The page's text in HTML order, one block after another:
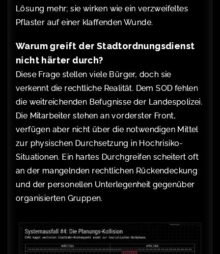
Lösung mehr; sie wirken wie ein verzweifeltes
Pflaster auf einer klaffenden Wunde.
Warum greift der Stadtordnungsdienst
nicht härter durch?
Diese Frage stellen viele Bürger, doch sie
verkennt die rechtliche Realität. Dem SOD fehlen
die weitreichenden Befugnisse der Landespolizei.
Die Mitarbeiter stehen an vorderster Front,
verfügen aber nicht über die notwendigen Mittel
zur physischen Durchsetzung in Hochrisiko-
Situationen. Ein hartes Durchgreifen scheitert oft
an der mangelnden rechtlichen Rückendeckung
und der personellen Unterlegenheit gegenüber
organisierten Gruppen.